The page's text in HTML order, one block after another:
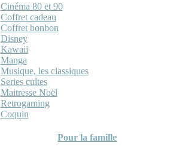
Cinéma 80 et 90
Coffret cadeau
Coffret bonbon
Disney
Kawaii
Manga
Musique, les classiques
Series cultes
Maitresse Noël
Retrogaming
Coquin
Pour la famille